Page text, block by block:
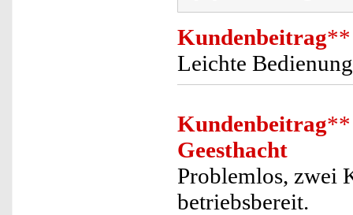
Kundenbeitrag**
Leichte
Kundenbeitrag**
Geesthacht
Problemlos, zwei
betriebsbereit.